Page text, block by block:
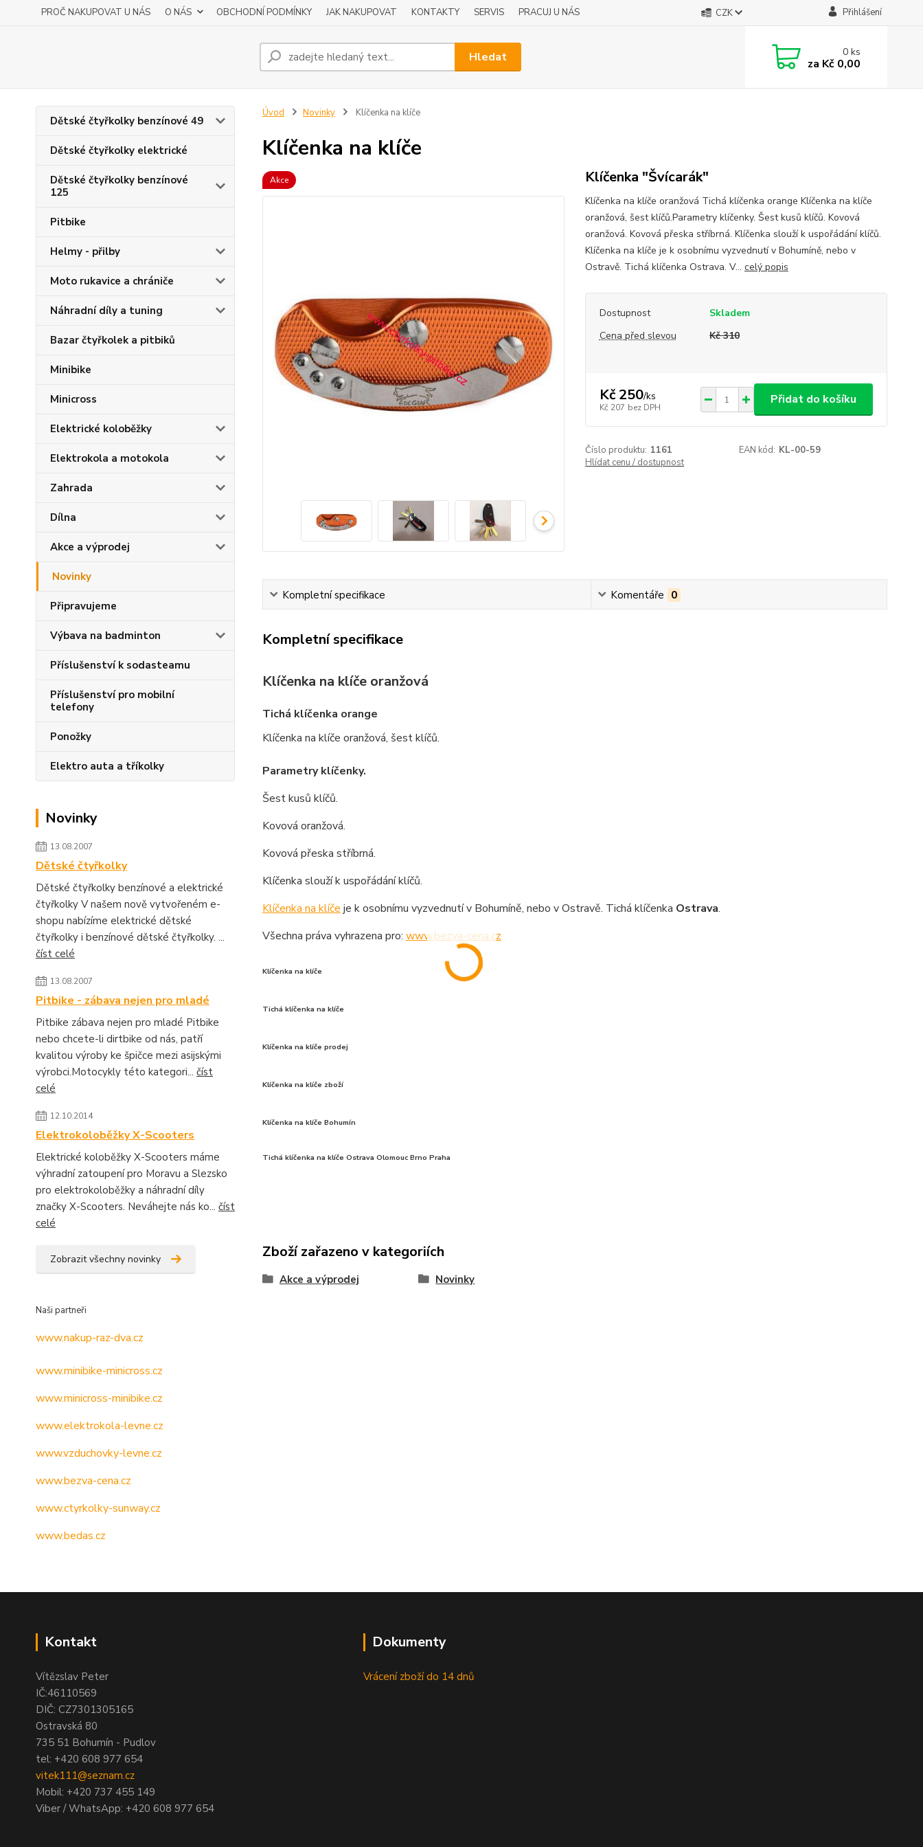
PROČ NAKUPOVAT U NÁS O NÁS OBCHODNÍ PODMÍNKY JAK NAKUPOVAT KONTAKTY SERVIS PRACUJ U NÁS CZK Přihlášení
Hledat 0ks
za Kč 0,00
Dětské čtyřkolky benzínové 49
Dětské čtyřkolky elektrické
Dětské čtyřkolky benzínové
125
Pitbike
Helmy - přilby
Moto rukavice a chrániče
Náhradní díly a tuning
Bazar čtyřkolek a pitbiků
Minibike
Minicross
Elektrické koloběžky
Elektrokola a motokola
Zahrada
Dílna
Akce a výprodej
Novinky
Připravujeme
Výbava na badminton
Příslušenství k sodasteamu
Příslušenství pro mobilní
telefony
Ponožky
Elektro auta a tříkolky
Novinky
13.08.2007
Dětské čtyřkolky
Dětské čtyřkolky benzínové a elektrické
čtyřkolky V našem nově vytvořeném e-
shopu nabízíme elektrické dětské
čtyřkolky i benzínové dětské čtyřkolky. ...
číst celé
13.08.2007
Pitbike - zábava nejen pro mladé
Pitbike zábava nejen pro mladé Pitbike
nebo chcete-li dirtbike od nás, patří
kvalitou výroby ke špičce mezi asijskými
výrobci.Motocykly této kategori... číst
celé
12.10.2014
Elektrokoloběžky X-Scooters
Elektrické koloběžky X-Scooters máme
výhradní zatoupení pro Moravu a Slezsko
pro elektrokoloběžky a náhradní díly
značky X-Scooters. Neváhejte nás ko... číst
celé
Zobrazit všechny novinky
Naši partneři
www.nakup-raz-dva.cz
www.minibike-minicross.cz
www.minicross-minibike.cz
www.elektrokola-levne.cz
www.vzduchovky-levne.cz
www.bezva-cena.cz
www.ctyrkolky-sunway.cz
www.bedas.cz
Úvod Novinky Klíčenka na klíče
Klíčenka na klíče
Akce Klíčenka "Švícarák"
Klíčenka na klíče oranžová Tichá klíčenka orange Klíčenka na klíče
oranžová, šest klíčů.Parametry klíčenky. Šest kusů klíčů. Kovová
oranžová. Kovová přeska stříbrná. Klíčenka slouží k uspořádání klíčů.
Klíčenka na klíče je k osobnímu vyzvednutí v Bohumíně, nebo v
Ostravě. Tichá klíčenka Ostrava. V... celý popis
Dostupnost
Skladem
Cena před slevou
Kč 310
Kč 250/ks
Kč 207 bez DPH
Přidat do košíku
Číslo produktu: 1161 EAN kód: KL-00-59
Hlídat cenu / dostupnost
Kompletní specifikace Komentáře 0
Kompletní specifikace
Klíčenka na klíče oranžová
Tichá klíčenka orange
Klíčenka na klíče oranžová, šest klíčů.
Parametry klíčenky.
Šest kusů klíčů.
Kovová oranžová.
Kovová přeska stříbrná.
Klíčenka slouží k uspořádání klíčů.
Klíčenka na klíče je k osobnímu vyzvednutí v Bohumíně, nebo v Ostravě. Tichá klíčenka Ostrava.
Všechna práva vyhrazena pro: www.bezva-cena.cz
Klíčenka na klíče
Tichá klíčenka na klíče
Klíčenka na klíče prodej
Klíčenka na klíče zboží
Klíčenka na klíče Bohumín
Tichá klíčenka na klíče Ostrava Olomouc Brno Praha
Zboží zařazeno v kategoriích
Akce a výprodej Novinky
Kontakt
Vítězslav Peter
IČ:46110569
DIČ: CZ7301305165
Ostravská 80
735 51 Bohumín - Pudlov
tel: +420 608 977 654
vitek111@seznam.cz
Mobil: +420 737 455 149
Viber / WhatsApp: +420 608 977 654
Dokumenty
Vrácení zboží do 14 dnů